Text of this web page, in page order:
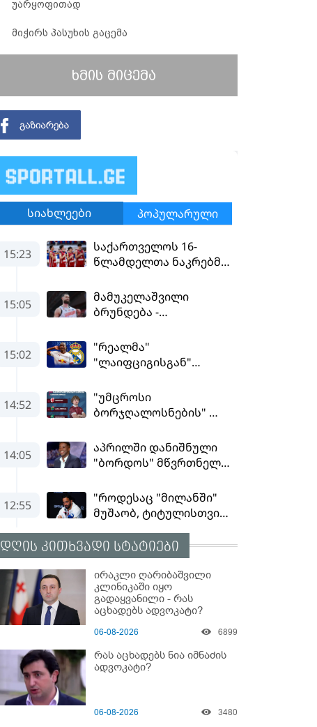
უარყოფითად
მიჭირს პასუხის გაცემა
ხმის მიცემა
დღის კითხვადი სტატიები
ირაკლი ღარიბაშვილი
კლინიკაში იყო
გადაყვანილი - რას
აცხადებს ადვოკატი?
06-08-2026 6899
რას აცხადებს ნია იმნაძის
ადვოკატი?
06-08-2026 3480